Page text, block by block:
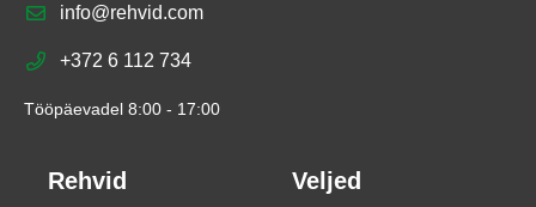
info@rehvid.com
+372 6 112 734
Tööpäevadel 8:00 - 17:00
Rehvid Veljed